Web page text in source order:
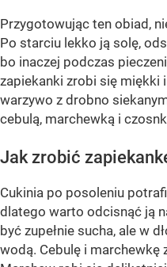
Przygotowując ten obiad,
Po starciu lekko ją solę,
bo inaczej podczas
zapiekanki zrobi się miękki
warzywo z drobno
cebulą, marchewką i
Jak zrobić
Cukinia po posoleniu
dlatego warto odcisnąć ją
być zupełnie sucha, ale w
wodą. Cebulę i marchewkę